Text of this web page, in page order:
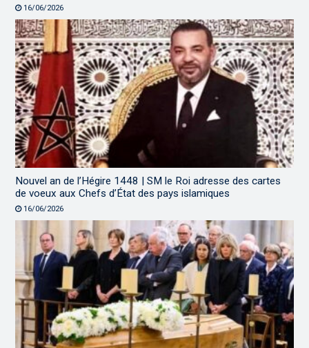
16/06/2026
Nouvel an de l’Hégire 1448 | SM le Roi adresse des cartes
de voeux aux Chefs d’État des pays islamiques
16/06/2026